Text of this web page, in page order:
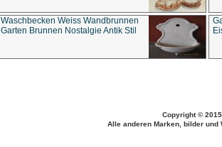
Waschbecken Weiss Wandbrunnen
Garten Brunnen Nostalgie Antik Stil
Copyright ©
Alle anderen Marken, bilder und